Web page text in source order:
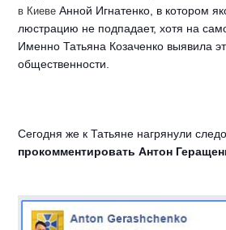
в Киеве Анной Игнатенко, в котором
люстрацию не подпадает, хотя на
Именно Татьяна Козаченко выявила
общественности.
Сегодня же к Татьяне нагрянули
прокомментировать Антон